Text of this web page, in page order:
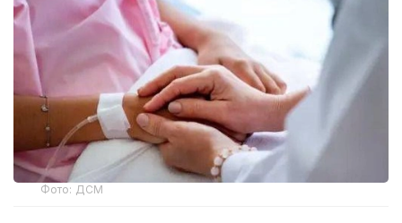
Фото: ДСМ